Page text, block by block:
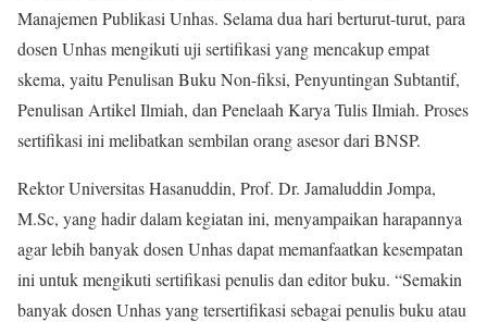
Manajemen Publikasi Unhas. Selama dua hari berturut-turut, para
dosen Unhas mengikuti uji sertifikasi yang mencakup empat
skema, yaitu Penulisan Buku Non-fiksi, Penyuntingan Subtantif,
Penulisan Artikel Ilmiah, dan Penelaah Karya Tulis Ilmiah. Proses
sertifikasi ini melibatkan sembilan orang asesor dari BNSP.
Rektor Universitas Hasanuddin, Prof. Dr. Jamaluddin Jompa,
M.Sc, yang hadir dalam kegiatan ini, menyampaikan harapannya
agar lebih banyak dosen Unhas dapat memanfaatkan kesempatan
ini untuk mengikuti sertifikasi penulis dan editor buku. “Semakin
banyak dosen Unhas yang tersertifikasi sebagai penulis buku atau